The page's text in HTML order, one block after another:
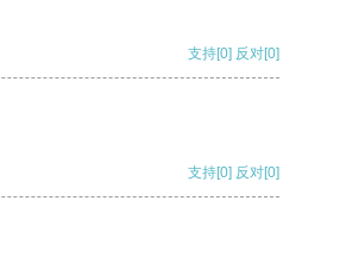
支持[0] 反对[0]
支持[0] 反对[0]